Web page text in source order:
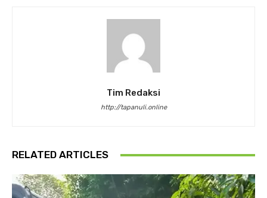
Tim Redaksi
http://tapanuli.online
RELATED ARTICLES